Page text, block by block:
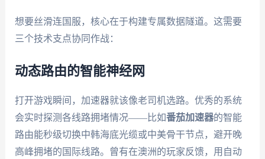
想要丝滑连国服，核心在于构建专属数据隧道。这需要
三个技术支点协同作战：
动态路由的智能神经网
打开游戏瞬间，加速器就该像老司机选路。优秀的系统
会实时探测各线路拥堵情况——比如番茄加速器的智能
路由能秒级切换中韩海底光缆或中美骨干节点，避开晚
高峰拥堵的国际线路。曾有在澳洲的玩家反馈，用自动